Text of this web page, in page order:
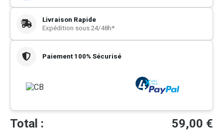
Livraison Rapide
Expédition sous 24/48h*
Paiement 100% Sécurisé
Total : 59,00 €